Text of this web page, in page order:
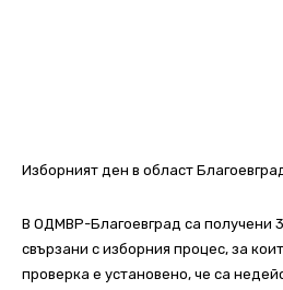
Изборният ден в област
В ОДМВР-Благоевград са получени
свързани с изборния процес, за
проверка е установено, че са